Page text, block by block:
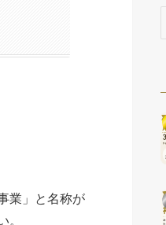
業」と名称が